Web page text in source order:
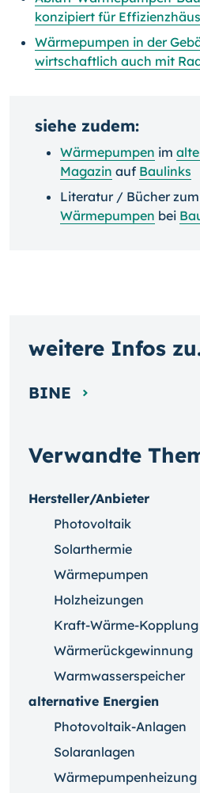
konzipiert für
Wärmepumpen in der
wirtschaftlich auch mit
siehe zudem:
Wärmepumpen im
Magazin auf Baulinks
Literatur / Bücher
Wärmepumpen bei
Verwandte
Hersteller/Anbieter
Photovoltaik
Solarthermie
Wärmepumpen
Holzheizungen
Kraft-Wärme-Kopplung
Wärmerückgewinnung
Warmwasserspeicher
alternative Energien
Photovoltaik-Anlagen
Solaranlagen
Wärmepumpenheizung
weitere Infos
BINE